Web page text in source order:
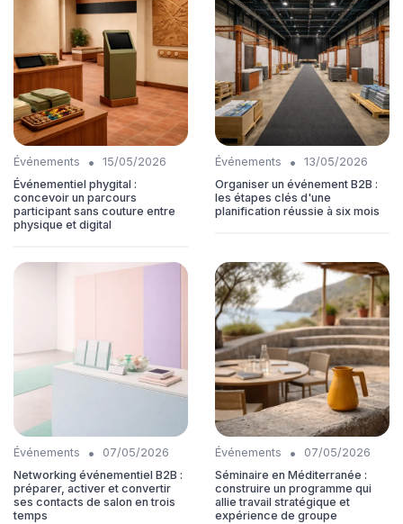
Événements •
15/05/2026
Événementiel phygital :
concevoir un parcours
participant sans couture entre
physique et digital
Événements •
13/05/2026
Organiser un événement B2B :
les étapes clés d'une
planification réussie à six mois
Événements •
07/05/2026
Networking événementiel B2B :
préparer, activer et convertir
ses contacts de salon en trois
temps
Événements •
07/05/2026
Séminaire en Méditerranée :
construire un programme qui
allie travail stratégique et
expérience de groupe